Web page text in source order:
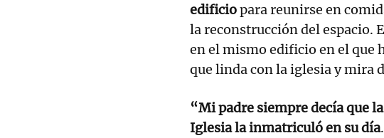
edificiopara reunirse en
la reconstrucción del espacio.
en el mismo edificio en el que
que linda con la iglesia y mira
“Mi padre siempre decía que
Iglesia la inmatriculó en su día